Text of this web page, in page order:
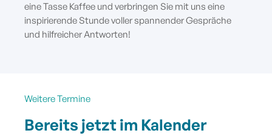
eine Tasse Kaffee und verbringen Sie mit uns eine
inspirierende Stunde voller spannender Gespräche
und hilfreicher Antworten!
Weitere Termine
Bereits jetzt im Kalender